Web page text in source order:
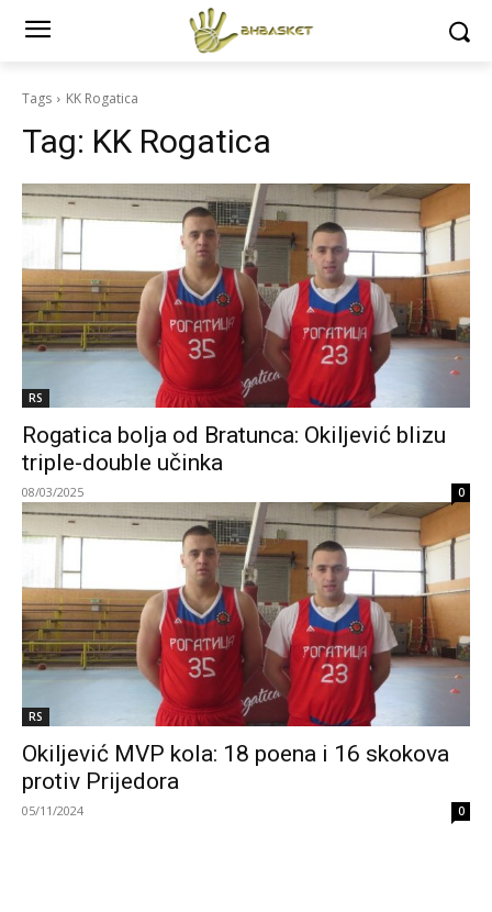
Tags KK Rogatica
Tag: KK Rogatica
RS
Rogatica bolja od Bratunca: Okiljević blizu
triple-double učinka
08/03/2025 0
RS
Okiljević MVP kola: 18 poena i 16 skokova
protiv Prijedora
05/11/2024 0